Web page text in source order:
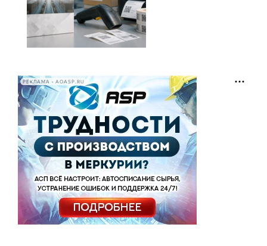
РЕКЛАМА • AOASP.RU